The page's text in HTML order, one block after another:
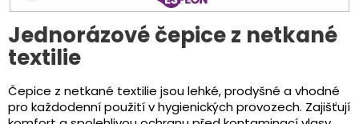
Jednorázové čepice z netkané
textilie
Čepice z netkané textilie jsou lehké, prodyšné a vhodné
pro každodenní použití v hygienických provozech. Zajišťují